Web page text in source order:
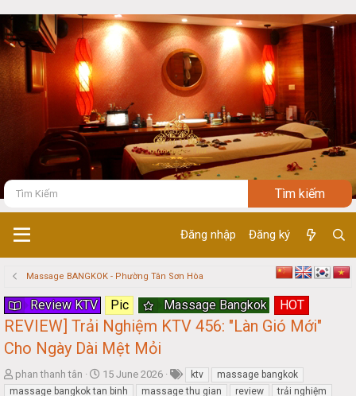
Đăng nhập Đăng ký
Massage BANGKOK - Phường Tân Sơn Hòa
Review KTV Pic Massage Bangkok HOT
REVIEW] Trải Nghiệm KTV 456: "Làn Gió Mới"
Cho Ngày Dài Mệt Mỏi
T
h
phan thanh tân
S
t
15 June 2026 ktv
massage bangkok
massage bangkok tan binh
massage thu gian review trải nghiệm